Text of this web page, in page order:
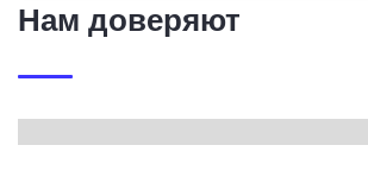
Нам доверяют